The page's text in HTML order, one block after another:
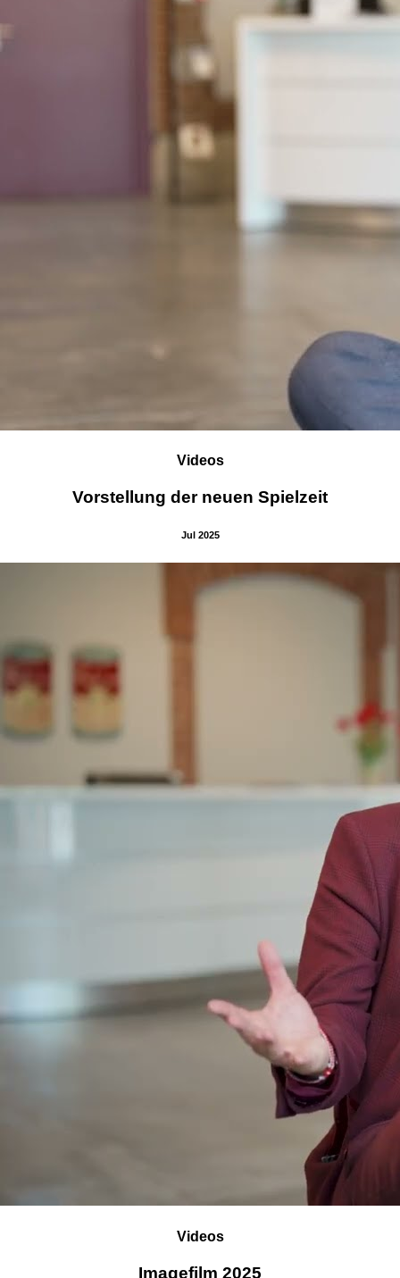
Videos
Vorstellung der neuen Spielzeit
Jul 2025
Videos
Imagefilm 2025